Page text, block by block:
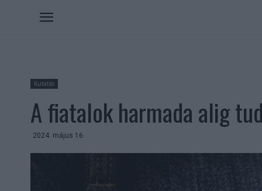
Kutatás
A fiatalok harmada alig
2024. május 16.